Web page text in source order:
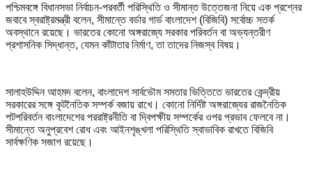
পশ্চিমবঙ্গে বিধানসভা নির্বাচন-পরবর্তী পরিস্থিতি ও সীমান্ত উত্তেজনা নিয়ে এক প্রশ্নের
জবাবে স্বরাষ্ট্রমন্ত্রী বলেন, সীমান্তে বর্ডার গার্ড বাংলাদেশ (বিজিবি) সর্বোচ্চ সতর্ক
অবস্থানে রয়েছে। ভারতের কোনো অঙ্গরাজ্যে সরকার পরিবর্তন বা অভ্যন্তরীণ
প্রশাসনিক সিদ্ধান্ত, যেমন কাঁটাতার নির্মাণ, তা তাদের নিজস্ব বিষয়।
সালাহউদ্দিন আহমদ বলেন, বাংলাদেশ সার্বভৌম সমতার ভিত্তিতে ভারতের কেন্দ্রীয়
সরকারের সঙ্গে কূটনৈতিক সম্পর্ক বজায় রাখে। কোনো নির্দিষ্ট অঙ্গরাজ্যের রাজনৈতিক
পটপরিবর্তন বাংলাদেশের পররাষ্ট্রনীতি বা দ্বিপক্ষীয় সম্পর্কের ওপর প্রভাব ফেলবে না।
সীমান্তে অনুপ্রবেশ রোধ এবং আইনশৃঙ্খলা পরিস্থিতি স্বাভাবিক রাখতে বিজিবি
সার্বক্ষণিক সজাগ রয়েছে।